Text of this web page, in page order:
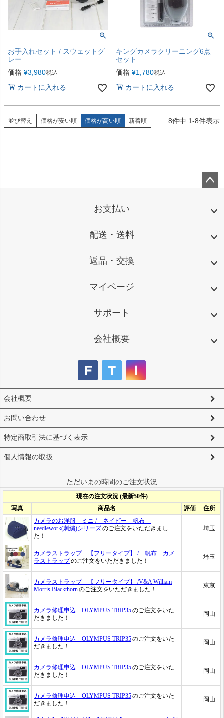
お手入れセット / スウェットグ
レー
価格 ¥3,980税込
カートに入れる
キングカメラクリーニング6点
セット
価格 ¥1,780税込
カートに入れる
並び替え 価格が安い順 価格が高い順 新着順 8件中 1-8件表示
ップ
お支払い
配送・送料
返品・交換
マイページ
サポート
会社概要
会社概要
お問い合わせ
特定商取引法に基づく表示
個人情報の取扱
ただいまの時間のご注文状況